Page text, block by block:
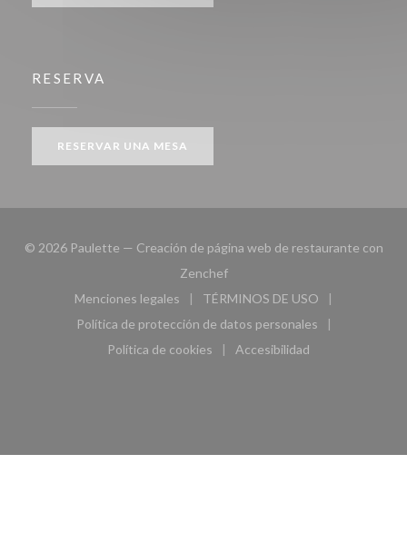
RESERVA
RESERVAR UNA MESA
© 2026 Paulette — Creación de página web de restaurante con
Zenchef((abre en una nueva ventana))
Menciones legales
((abre en una nueva ventana))
TÉRMINOS DE USO
((abre en una nueva
Política de protección de datos personales
((abre en una nueva ventana))
Política de cookies
((abre en una nueva ventana))
Accesibilidad